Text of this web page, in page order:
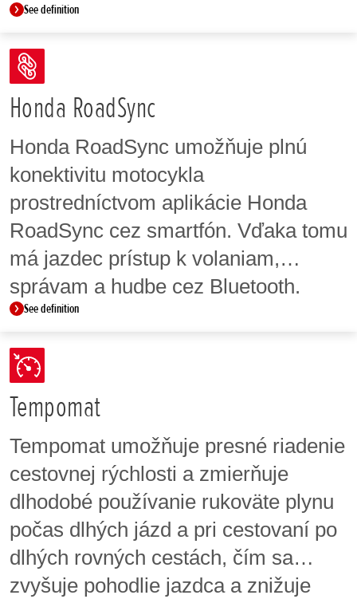
vrecku.
See definition
Honda RoadSync
Honda RoadSync umožňuje plnú
konektivitu motocykla
prostredníctvom aplikácie Honda
RoadSync cez smartfón. Vďaka tomu
má jazdec prístup k volaniam,
správam a hudbe cez Bluetooth.
See definition
Tempomat
Tempomat umožňuje presné riadenie
cestovnej rýchlosti a zmierňuje
dlhodobé používanie rukoväte plynu
počas dlhých jázd a pri cestovaní po
dlhých rovných cestách, čím sa
zvyšuje pohodlie jazdca a znižuje